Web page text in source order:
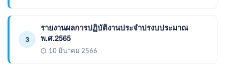
3
รายงานผลการปฏิบัติงานประจำปรงบประมาณ
พ.ศ.2565
10 มีนาคม 2566